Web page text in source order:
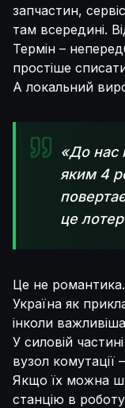
запчастин,
там всередині.
Термін –
простіше
А локальний
«До нас
яким 4
це
Це не
Україна як
інколи
У силовій
вузол комутації
Якщо їх можна
станцію в